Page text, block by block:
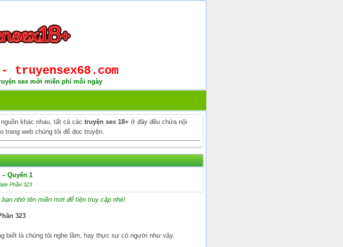
truyensex68.com
sex mới miễn phí mỗi ngày
khác nhau, tất cả các truyện sex 18+ ở đây đều chứa nội
web chúng tôi để đọc truyện.
– Quyển 1
Phần 323
nhớ tên miền mới để tiện truy cập nhé!
323
biết là chúng tôi nghe lầm, hay thực sự có người như vậy.